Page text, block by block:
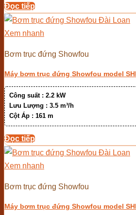
Đọc tiếp
Xem nhanh
Bơm trục đứng Showfou
Máy bơm trục đứng Showfou model
Công suất : 2.2 kW
Lưu Lượng : 3.5 m³/h
Cột Áp : 161 m
Đọc tiếp
Xem nhanh
Bơm trục đứng Showfou
Máy bơm trục đứng Showfou model